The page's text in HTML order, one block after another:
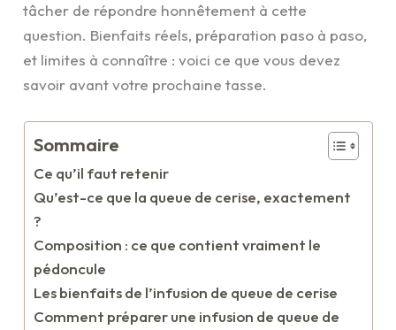
tâcher de répondre honnêtement à cette
question. Bienfaits réels, préparation paso à paso,
et limites à connaître : voici ce que vous devez
savoir avant votre prochaine tasse.
Sommaire
Ce qu’il faut retenir
Qu’est-ce que la queue de cerise, exactement
?
Composition : ce que contient vraiment le
pédoncule
Les bienfaits de l’infusion de queue de cerise
Comment préparer une infusion de queue de